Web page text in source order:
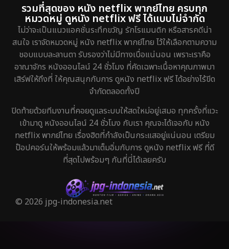
รวมที่สุดของ หนัง netflix พากย์ไทย ครบทุก
หมวดหมู่ ดูหนัง netflix ฟรี ได้แบบไม่จำกัด
ไม่ว่าจะเป็นแนวแอคชั่นระทึกขวัญ รักโรแมนติก หรือสารคดีน่า
สนใจ เราจัดหมวดหมู่ หนัง netflix พากย์ไทย ไว้ให้เลือกตามความ
ชอบแบบละลานตา รับรองว่าไม่มีทางเบื่อแน่นอน เพราะเราคือ
อาณาจักร หนังออนไลน์ 24 ชั่วโมง ที่คัดเฉพาะเนื้อหาคุณภาพมา
เสิร์ฟให้ถึงที่ ให้คุณสนุกกับการ ดูหนัง netflix ฟรี ได้อย่างไร้ขีด
จำกัดตลอดทั้งปี
ปิดท้ายด้วยทีมงานที่คอยดูแลระบบให้สดใหม่อยู่เสมอ ทุกครั้งที่แวะ
เข้ามาดู หนังออนไลน์ 24 ชั่วโมง กับเรา คุณจะได้เจอกับ หนัง
netflix พากย์ไทย เรื่องฮิตที่กำลังเป็นกระแสอยู่แน่นอน เตรียม
ป๊อปคอร์นให้พร้อมแล้วมาเต็มอิ่มกับการ ดูหนัง netflix ฟรี ที่ดี
ที่สุดไปพร้อมๆ กันที่นี่ได้เลยครับ
© 2026 jpg-indonesia.net